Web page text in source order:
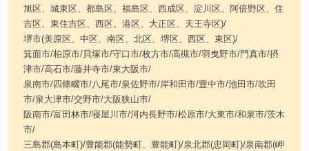
旭区、城東区、都島区、福島区、西成区、淀川区、阿倍野区、住
吉区、東住吉区、西区、港区、大正区、天王寺区)/
堺市(美原区、中区、南区、北区、堺区、西区、東区)/
箕面市/柏原市/貝塚市/守口市/枚方市/高槻市/羽曳野市/門真市/摂
津市/高石市/藤井寺市/東大阪市/
泉南市/四條畷市/八尾市/泉佐野市/岸和田市/豊中市/池田市/吹田
市/泉大津市/交野市/大阪狭山市/
阪南市/富田林市/寝屋川市/河内長野市/松原市/大東市/和泉市/茨木
市/
三島郡(島本町)/豊能郡(能勢町、豊能町)/泉北郡(忠岡町)/泉南郡(岬